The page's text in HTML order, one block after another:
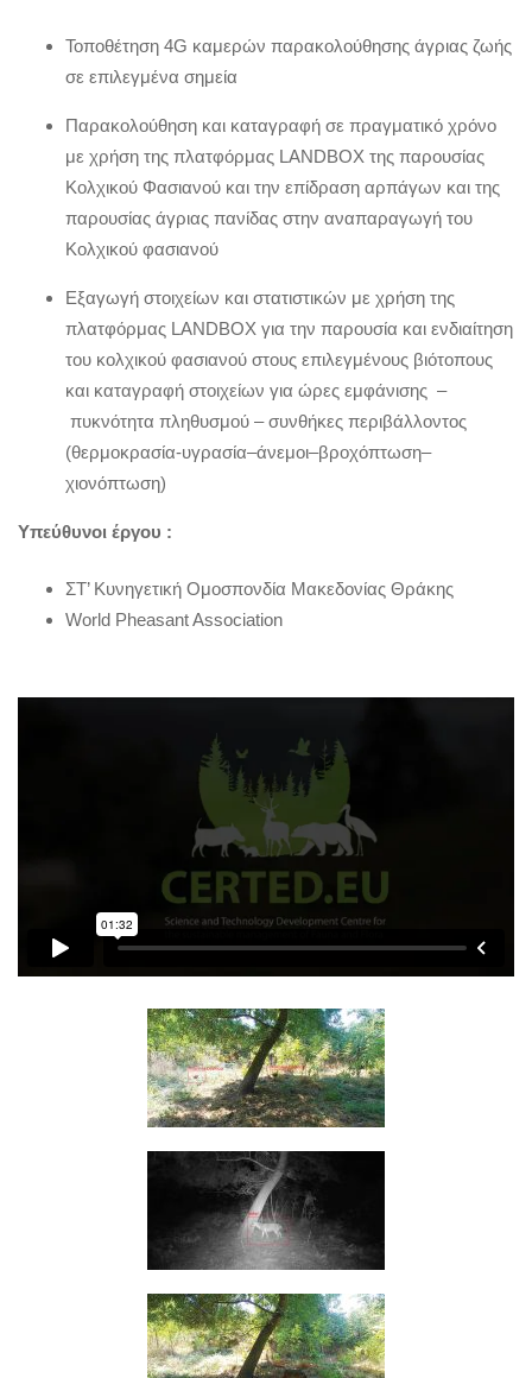
Phasianus
Colchicus
Τοποθέτηση 4G καμερών παρακολούθησης άγριας ζωής
σε επιλεγμένα σημεία
Παρακολούθηση και καταγραφή σε πραγματικό χρόνο
με χρήση της πλατφόρμας LANDBOX της παρουσίας
Κολχικού Φασιανού και την επίδραση αρπάγων και της
παρουσίας άγριας πανίδας στην αναπαραγωγή του
Κολχικού φασιανού
Εξαγωγή στοιχείων και στατιστικών με χρήση της
πλατφόρμας LANDBOX για την παρουσία και ενδιαίτηση
του κολχικού φασιανού στους επιλεγμένους βιότοπους
και καταγραφή στοιχείων για ώρες εμφάνισης –
πυκνότητα πληθυσμού – συνθήκες περιβάλλοντος
(θερμοκρασία-υγρασία–άνεμοι–βροχόπτωση–
χιονόπτωση)
Υπεύθυνοι έργου :
ΣΤ’ Κυνηγετική Ομοσπονδία Μακεδονίας Θράκης
World Pheasant Association